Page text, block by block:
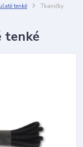
tenké
Tkaničky
tenké